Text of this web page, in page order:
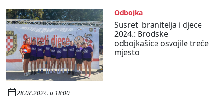
Odbojka
Susreti branitelja i djece
2024.: Brodske
odbojkašice osvojile treće
mjesto
28.08.2024. u 18:00